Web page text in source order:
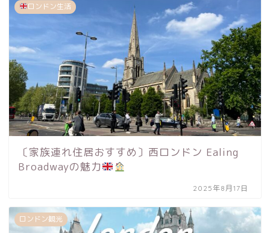
ロンドン生活
〔家族連れ住居おすすめ〕西ロンドン Ealing
Broadwayの魅力
2025年8月17日
ロンドン観光